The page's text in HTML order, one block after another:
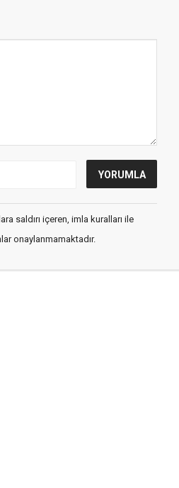
saldırı içeren, imla kuralları ile
onaylanmamaktadır.